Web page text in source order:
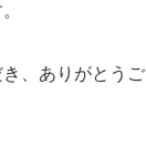
、ありがとうご